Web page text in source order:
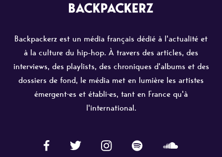
Backpackerz est un média français dédié à l'actualité et
à la culture du hip-hop. À travers des articles, des
interviews, des playlists, des chroniques d'albums et des
dossiers de fond, le média met en lumière les artistes
émergent·es et établi·es, tant en France qu'à
l'international.